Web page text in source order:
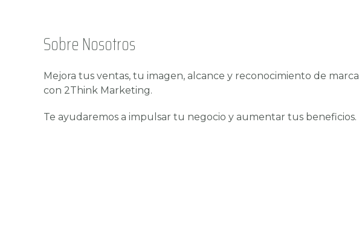
Sobre Nosotros
Mejora tus ventas, tu imagen, alcance y reconocimiento de marca
con 2Think Marketing.
Te ayudaremos a impulsar tu negocio y aumentar tus beneficios.